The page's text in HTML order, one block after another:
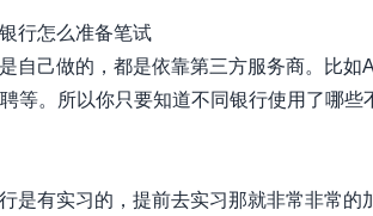
行怎么准备笔试
自己做的，都是依靠第三方服务商。比如
等。所以你只要知道不同银行使用了哪些
是有实习的，提前去实习那就非常非常的